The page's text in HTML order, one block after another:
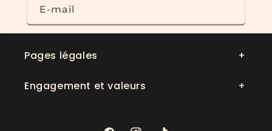
E-mail
Pages légales
Engagement et valeurs